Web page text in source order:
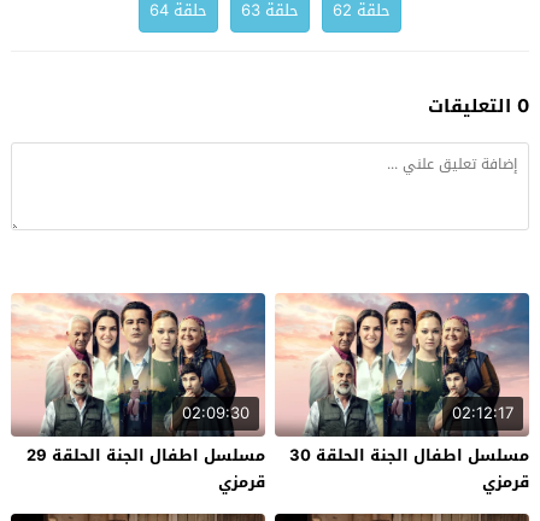
حلقة 62
حلقة 63 حلقة 64
0 التعليقات
02:12:17
مسلسل اطفال الجنة الحلقة 30
قرمزي
02:09:30
مسلسل اطفال الجنة الحلقة 29
قرمزي